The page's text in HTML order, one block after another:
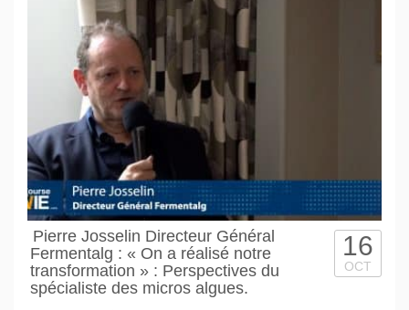
Pierre Josselin Directeur Général
Fermentalg : « On a réalisé notre
transformation » : Perspectives du
spécialiste des micros algues.
16
OCT